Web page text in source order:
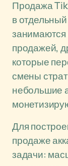
Продажа
в
продажей,
которые
смены
небольшие
Для
продаже
задачи: